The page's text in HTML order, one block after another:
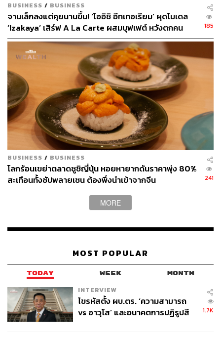
Head Chef ของร้าน Dave del Pilar Potes
อีกหนึ่งความภาคภูมิใจของ OKONOMI สาขากรุงเทพฯ คือ
Dave del Pilar Potes ทีมบริหาร OKONOMI และ Yuji
Ramen ที่บินตามมาจาก OKONOMI เพื่อมาดำรงตำแหน่ง
Head Chef ของ OKONOMI ที่กรุงเทพฯ
Dave เคยเป็นช่างภาพที่ทำงานร่วมกับ OKONOMI และ Yuji
Ramen มาก่อนที่จะได้มาเป็นเชฟและทีมบริหาร เริ่มจากงาน
ถ่ายภาพ ปัจจุบันก็ผ่านมากว่า 8 ปีแล้วที่เขาหันมาจับมีดแล่
ปลาและตกแต่งอาหารในร้านให้ออกมาสวยงามเพอร์เฟกต์
อย่างที่บอกไปข้างต้นว่า OKONOMI และ Yuji Ramen มีหลัก
ที่ยึดถือกันมาตลอดคือหลักปรัชญา Mottainai หรือการไม่
เหลืออาหารทิ้ง เหลือทิ้งให้น้อยที่สุด เพราะฉะนั้นวัตถุดิบที่ใช้
แล้ว ก็จะนำก้างไปต้มเป็นซุปสำหรับเมนูอื่นต่อ หรือผักต่างๆ
ก็ถูกใช้ในหลายเมนู ไม่ว่าจะเป็นผักดองหรือในซุปมิโซะ
BUSINESS / BUSINESS
จานเล็กลงแต่คุยนานขึ้น! ‘โออิชิ อีทเทอเรียม’ ผุดโมเดล
‘Izakaya’ เสิร์ฟ A La Carte ผสมบุฟเฟต์ หวังตกคน
ทำงาน-Gen Z ดันยอดขายพุ่ง 20%
185
BUSINESS / BUSINESS
โลกร้อนเขย่าตลาดซูชิญี่ปุ่น หอยหายากดันราคาพุ่ง 80%
สะเทือนทั้งซัปพลายเชน ต้องพึ่งนำเข้าจากจีน
241
MORE
MOST POPULAR
TODAY WEEK MONTH
INTERVIEW
ไขรหัสตั้ง ผบ.ตร. ‘ความสามารถ
vs อาวุโส’ และอนาคตการปฏิรูปสี
1.7K